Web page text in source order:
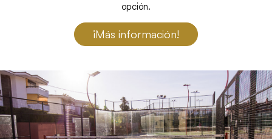
opción.
¡Más información!